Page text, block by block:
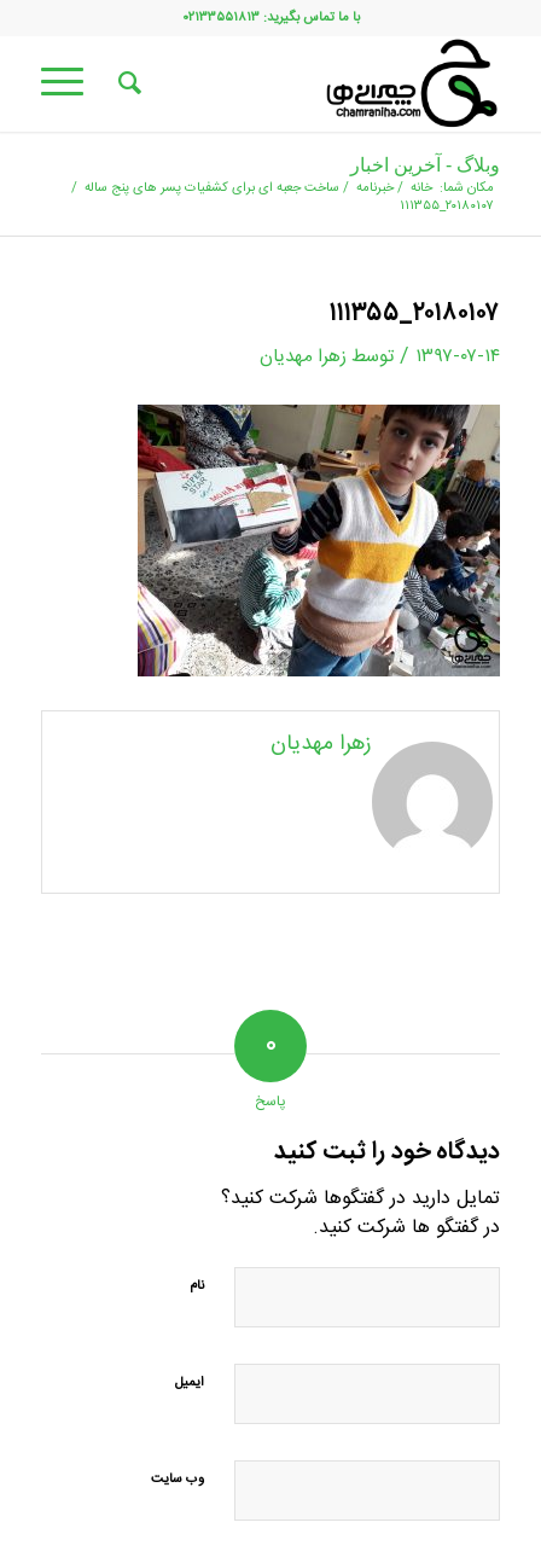
با ما تماس بگیرید: ۰۲۱۳۳۵۵۱۸۱۳
وبلاگ - آخرین اخبار
مکان شما: خانه /خبرنامه / ساخت جعبه ای برای کشفیات پسر های پنج ساله /
۲۰۱۸۰۱۰۷_۱۱۱۳۵۵
۲۰۱۸۰۱۰۷_۱۱۱۳۵۵
۱۳۹۷-۰۷-۱۴ / توسط زهرا مهدیان
زهرا مهدیان
۰
پاسخ
دیدگاه خود را ثبت کنید
تمایل دارید در گفتگوها شرکت کنید؟
در گفتگو ها شرکت کنید.
نام
ایمیل
وب‌ سایت